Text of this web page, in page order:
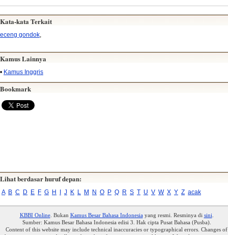
Kata-kata Terkait
eceng gondok
Kamus Lainnya
• Kamus Inggris
Bookmark
Lihat berdasar huruf depan:
A B C D E F G H J K L M N O P Q R S T U V W X Y Z acak
KBBI Online. Bukan Kamus Besar Bahasa Indonesiayang resmi. Resminya di sini
Sumber: Kamus Besar Bahasa Indonesia edisi 3. Hak cipta Pusat Bahasa (Pusba).
Content of this website may include technical inaccuracies or typographical errors. Changes of